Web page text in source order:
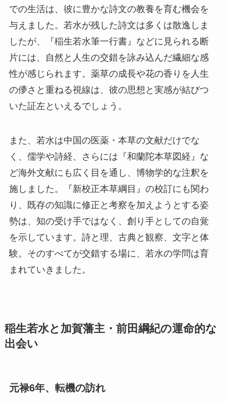
での生活は、彼に豊かな詩文の教養を育む機会を
与えました。若水が残した詩文は多くは散逸しま
したが、『稲生若水筆一行書』などに見られる断
片には、自然と人生の交錯を詠み込んだ繊細な感
性が感じられます。薬草の成長や花の香りを人生
の儚さと重ねる視線は、彼の思想と実感が結びつ
いた証左といえるでしょう。
また、若水は中国の医薬・本草の文献だけでな
く、儒学や詩経、さらには『和蘭陀本草図経』な
ど海外文献にも広く目を通し、博物学的な注釈を
施しました。『新校正本草綱目』の校訂にも関わ
り、既存の知識に修正と考察を加えようとする姿
勢は、知の受け手ではなく、創り手としての自覚
を示しています。詩と理、古典と観察、文字と体
験。そのすべてが交錯する場に、若水の学問は育
まれていきました。
稲生若水と加賀藩主・前田綱紀の運命的な
出会い
元禄6年、転機の訪れ